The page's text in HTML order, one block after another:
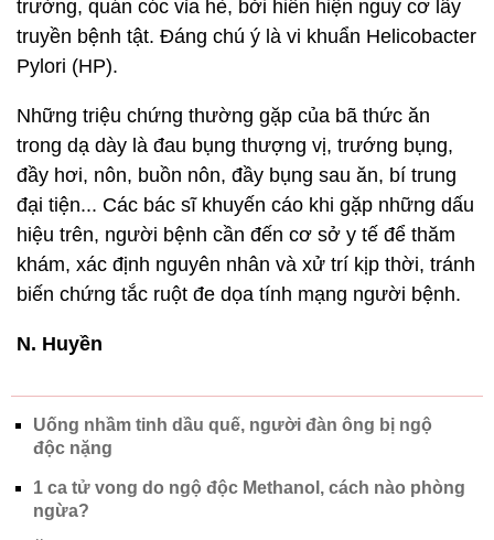
trường, quán cóc vỉa hè, bởi hiển hiện nguy cơ lây
truyền bệnh tật. Đáng chú ý là vi khuẩn Helicobacter
Pylori (HP).
Những triệu chứng thường gặp của bã thức ăn
trong dạ dày là đau bụng thượng vị, trướng bụng,
đầy hơi, nôn, buồn nôn, đầy bụng sau ăn, bí trung
đại tiện... Các bác sĩ khuyến cáo khi gặp những dấu
hiệu trên, người bệnh cần đến cơ sở y tế để thăm
khám, xác định nguyên nhân và xử trí kịp thời, tránh
biến chứng tắc ruột đe dọa tính mạng người bệnh.
N. Huyền
Uống nhầm tinh dầu quế, người đàn ông bị ngộ
độc nặng
1 ca tử vong do ngộ độc Methanol, cách nào phòng
ngừa?